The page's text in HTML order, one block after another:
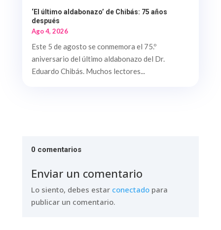
‘El último aldabonazo’ de Chibás: 75 años
después
Ago 4, 2026
Este 5 de agosto se conmemora el 75.º
aniversario del último aldabonazo del Dr.
Eduardo Chibás. Muchos lectores...
0 comentarios
Enviar un comentario
Lo siento, debes estar conectadopara
publicar un comentario.